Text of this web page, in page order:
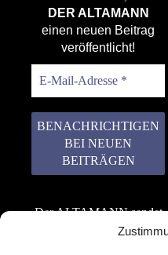
DER ALTAMANN
einen neuen Beitrag
veröffentlicht!
Der ALTAMANN sendet
keinen Spam! Er gibt